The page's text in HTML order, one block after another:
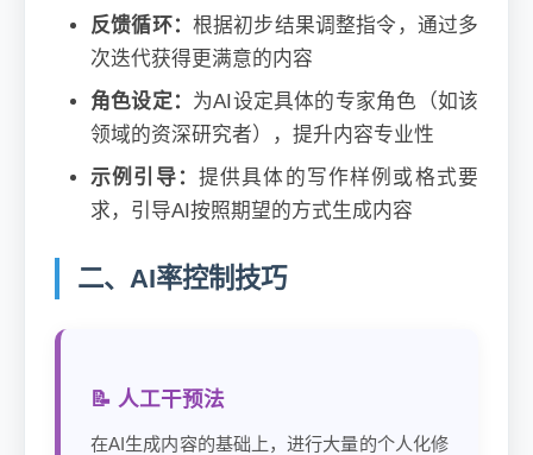
反馈循环： 根据初步结果调整指令，通过多
次迭代获得更满意的内容
角色设定： 为AI设定具体的专家角色（如该
领域的资深研究者），提升内容专业性
示例引导： 提供具体的写作样例或格式要
求，引导AI按照期望的方式生成内容
二、AI率控制技巧
📝 人工干预法
在AI生成内容的基础上，进行大量的个人化修